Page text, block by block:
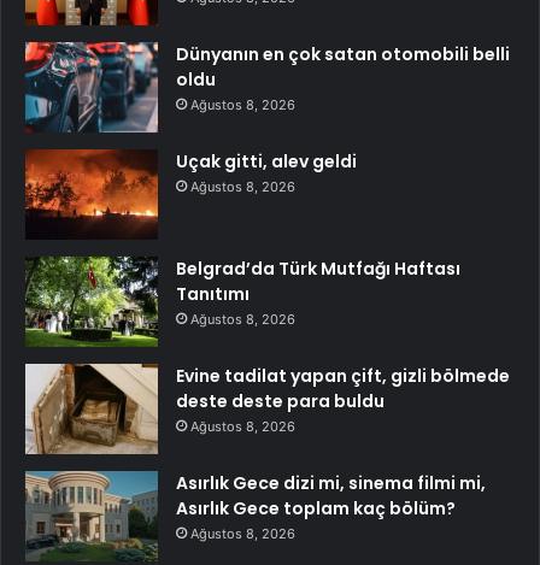
Dünyanın en çok satan otomobili belli
oldu
Ağustos 8, 2026
Uçak gitti, alev geldi
Ağustos 8, 2026
Belgrad’da Türk Mutfağı Haftası
Tanıtımı
Ağustos 8, 2026
Evine tadilat yapan çift, gizli bölmede
deste deste para buldu
Ağustos 8, 2026
Asırlık Gece dizi mi, sinema filmi mi,
Asırlık Gece toplam kaç bölüm?
Ağustos 8, 2026